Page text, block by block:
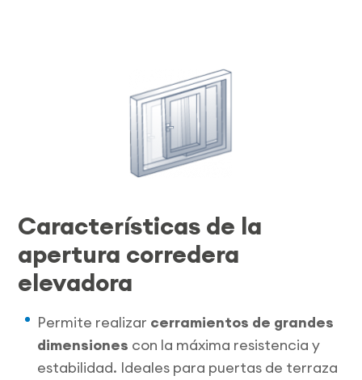
Características de la
apertura corredera
elevadora
Permite realizar cerramientos de grandes
dimensiones con la máxima resistencia y
estabilidad. Ideales para puertas de terraza